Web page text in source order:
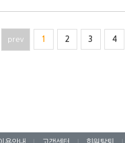
prev 1 2 3 4